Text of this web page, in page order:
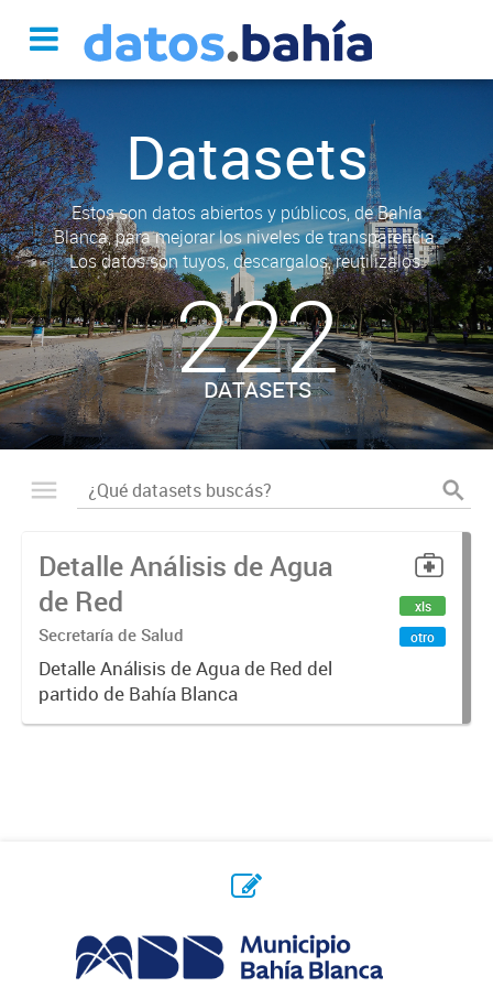
Datasets
Estos son datos abiertos y públicos, de Bahía
Blanca, para mejorar los niveles de transparencia.
Los datos son tuyos, descargalos, reutilizalos.
222
DATASETS
Detalle Análisis de Agua
de Red
Secretaría de Salud
Detalle Análisis de Agua de Red del
partido de Bahía Blanca
xls
otro